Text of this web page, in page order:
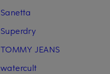
Sanetta
Superdry
TOMMY JEANS
watercult